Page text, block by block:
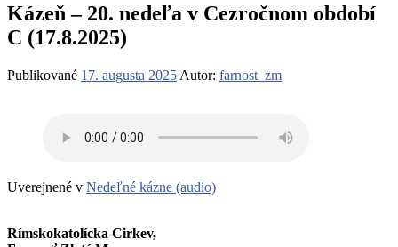
Kázeň – 20. nedeľa v Cezročnom období
C (17.8.2025)
Publikované 17. augusta 2025 Autor: farnost_zm
Uverejnené v Nedeľné kázne (audio)
Rímskokatolícka Cirkev,